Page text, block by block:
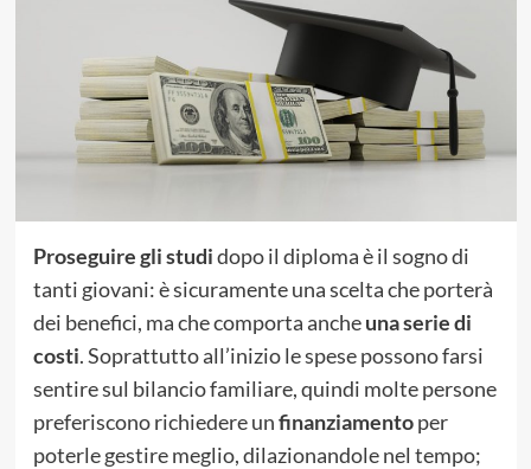
Proseguire gli studidopo il diploma è il sogno di
tanti giovani: è sicuramente una scelta che porterà
dei benefici, ma che comporta ancheuna serie di
costi. Soprattutto all’inizio le spese possono farsi
sentire sul bilancio familiare, quindi molte persone
preferiscono richiedere unfinanziamentoper
poterle gestire meglio, dilazionandole nel tempo;